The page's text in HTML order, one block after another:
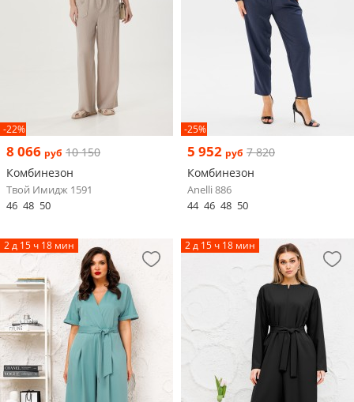
-22%
8 066 руб 10 150
Комбинезон
Твой Имидж 1591
46 48 50
-25%
5 952 руб 7 820
Комбинезон
Anelli 886
44 46 48 50
2 д 15 ч 18 мин 2 д 15 ч 18 мин